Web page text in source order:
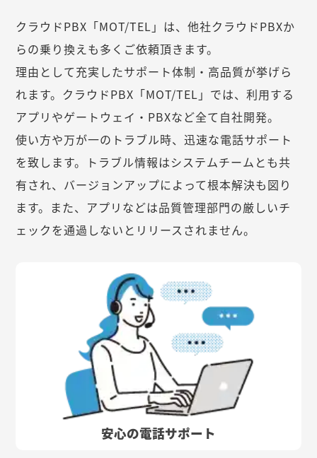
クラウドPBX「MOT/TEL」は、他社クラウドPBXか
らの乗り換えも多くご依頼頂きます。
理由として充実したサポート体制・高品質が挙げら
れます。クラウドPBX「MOT/TEL」では、利用する
アプリやゲートウェイ・PBXなど全て自社開発。
使い方や万が一のトラブル時、迅速な電話サポート
を致します。トラブル情報はシステムチームとも共
有され、バージョンアップによって根本解決も図り
ます。また、アプリなどは品質管理部門の厳しいチ
ェックを通過しないとリリースされません。
安心の電話サポート